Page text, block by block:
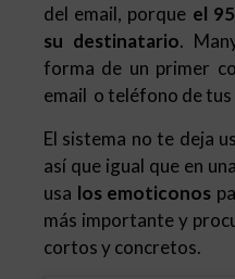
del email, porque el
su destinatario.
forma de un primer
email o teléfono de tus
El sistema no te deja
así que igual que en
usa los emoticonos
más importante y
cortos y concretos.